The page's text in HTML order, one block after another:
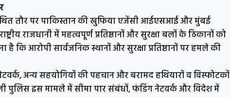
तौर पर पाकिस्तान की खुफिया एजेंसी आईएसआई और मुंबई
राजधानी में महत्वपूर्ण प्रतिष्ठानों और सुरक्षा बलों के ठिकानों को
कि आरोपी सार्वजनिक स्थानों और सुरक्षा प्रतिष्ठानों पर हमले की
अन्य सहयोगियों की पहचान और बरामद हथियारों व विस्फोटकों
पुलिस इस मामले में सीमा पार संबंधों, फंडिंग नेटवर्क और विदेश में